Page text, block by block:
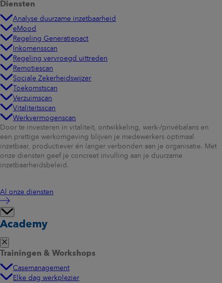
Diensten
Analyse duurzame inzetbaarheid
eMood
Regeling Generatiepact
Inkomensscan
Regeling vervroegd uittreden
Remotiescan
Sociale Zekerheidswijzer
Toekomstscan
Verzuimscan
Vitaliteitsscan
Werkvermogenscan
Door te investeren in vitaliteit, ontwikkeling, werk-/privébalans en
een prettige werkomgeving blijven je medewerkers optimaal
inzetbaar, productiever én langer verbonden aan je organisatie. Met
onze diensten geef je concreet invulling aan je duurzame
inzetbaarheidsbeleid.
Al onze diensten
Academy
Trainingen & Workshops
Casemanagement
Elke dag werkplezier